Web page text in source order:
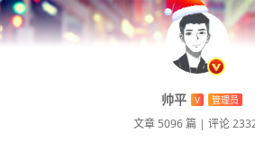
帅平 V 管理员
文章 5096 篇 | 评论